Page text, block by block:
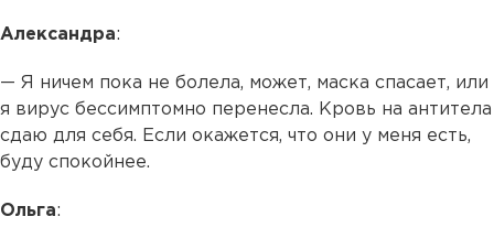
Александра:
— Я ничем пока не болела, может, маска спасает, или
я вирус бессимптомно перенесла. Кровь на антитела
сдаю для себя. Если окажется, что они у меня есть,
буду спокойнее.
Ольга: